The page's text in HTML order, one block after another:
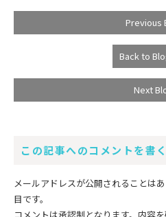
Previous
Back to
Next
この記事へのコメントを書く
メールアドレスが公開されることはあ
目です。
コメントは承認制となります。内容